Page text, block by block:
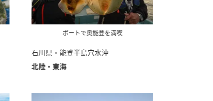
ボートで奥能登を満喫
石川県・能登半島穴水沖
北陸・東海